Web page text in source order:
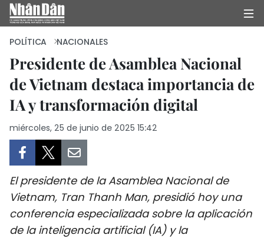
INICIO
POLÍTICA
SALUD - MEDIO AMBIENTE
CULTURA - ENTRETENIMIENTO
POLÍTICA NACIONALES
Presidente de Asamblea Nacional
de Vietnam destaca importancia de
IA y transformación digital
miércoles, 25 de junio de 2025 15:42
El presidente de la Asamblea Nacional de
Vietnam, Tran Thanh Man, presidió hoy una
conferencia especializada sobre la aplicación
de la inteligencia artificial (IA) y la